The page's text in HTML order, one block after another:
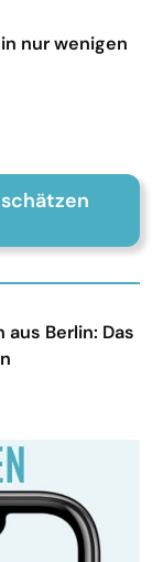
nur wenigen
Berlin: Das